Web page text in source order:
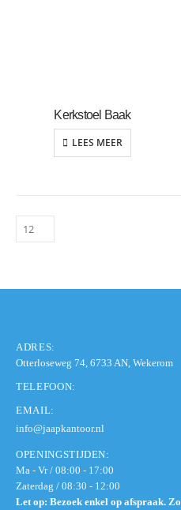
Kerkstoel Baak
LEES MEER
ADRES:
Otterloseweg 74, 6733 AN, Wekerom
TELEFOON:
EMAIL:
info@jaapkantoor.nl
OPENINGSTIJDEN:
Ma - Vr / 08:00 - 17:00
Zaterdag / 08:30 - 12:00
Let op: Bezoek enkel op afspraak.